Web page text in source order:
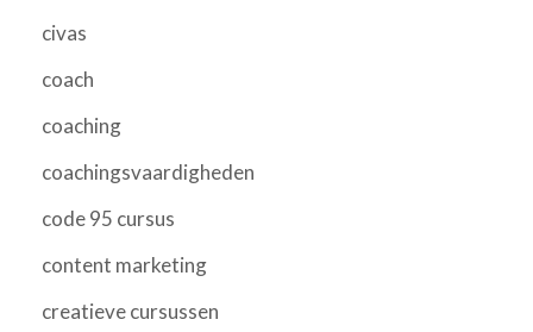
civas
coach
coaching
coachingsvaardigheden
code 95 cursus
content marketing
creatieve cursussen